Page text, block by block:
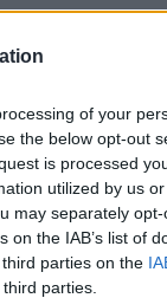
of your
the below opt-out
is processed
utilized by us
may separately
the IAB’s list of
parties on the
parties.
de
van